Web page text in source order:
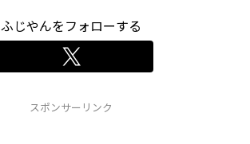
ふじやんをフォローする
スポンサーリンク